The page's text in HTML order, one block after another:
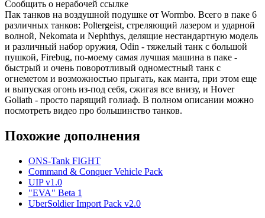
Сообщить о нерабочей ссылке
Пак танков на воздушной подушке от Wormbo. Всего в паке 6
различных танков: Poltergeist, стреляющий лазером и ударной
волной, Nekomata и Nephthys, делящие нестандартную модель
и различный набор оружия, Odin - тяжелый танк с большой
пушкой, Firebug, по-моему самая лучшая машина в паке -
быстрый и очень поворотливый одноместный танк с
огнеметом и возможностью прыгать, как манта, при этом еще
и выпуская огонь из-под себя, сжигая все внизу, и Hover
Goliath - просто парящий голиаф. В полном описании можно
посмотреть видео про большинство танков.
Похожие дополнения
ONS-Tank FIGHT
Command & Conquer Vehicle Pack
UIP v1.0
"EVA" Beta 1
UberSoldier Import Pack v2.0